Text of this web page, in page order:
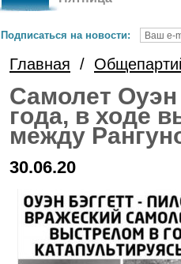
Подписаться на новости:
Главная /
Самолет Оуэн
года, в ходе
между
30.06.20